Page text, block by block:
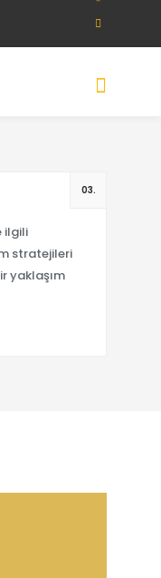
03.
ilgili
stratejileri
yaklaşım